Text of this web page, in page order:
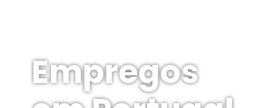
Empregos